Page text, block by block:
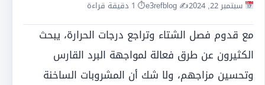
سبتمبر 22, 2024 ✍️ e3refblog ⏱ 1 دقيقة قراءة
مع قدوم فصل الشتاء وتراجع درجات الحرارة، يبحث
الكثيرون عن طرق فعالة لمواجهة البرد القارس
وتحسين مزاجهم، ولا شك أن المشروبات الساخنة